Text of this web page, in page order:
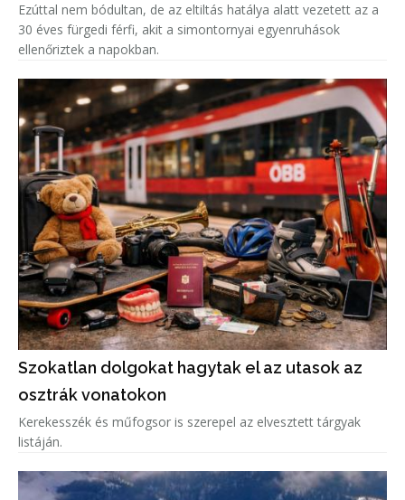
Ezúttal nem bódultan, de az eltiltás hatálya alatt vezetett az a
30 éves fürgedi férfi, akit a simontornyai egyenruhások
ellenőriztek a napokban.
Szokatlan dolgokat hagytak el az utasok az
osztrák vonatokon
Kerekesszék és műfogsor is szerepel az elvesztett tárgyak
listáján.